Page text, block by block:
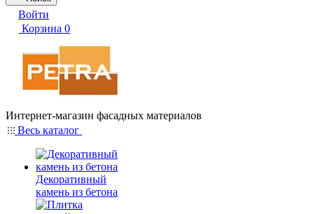
Войти
Корзина 0
Интернет-магазин фасадных материалов
Весь каталог
Декоративный
камень из бетона